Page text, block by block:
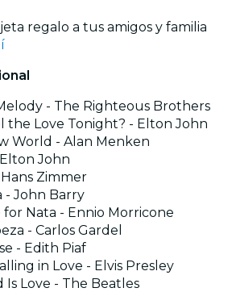
regalo a tus amigos y familia
- The Righteous Brothers
the Love Tonight? - Elton John
World - Alan Menken
John
Zimmer
- John Barry
for Nata - Ennio Morricone
- Carlos Gardel
- Edith Piaf
in Love - Elvis Presley
Is Love - The Beatles